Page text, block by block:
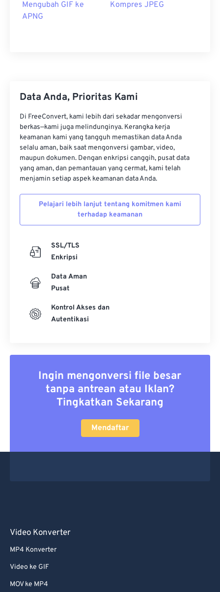
Mengubah GIF ke
APNG
Kompres JPEG
Data Anda, Prioritas Kami
Di FreeConvert, kami lebih dari sekadar mengonversi
berkas—kami juga melindunginya. Kerangka kerja
keamanan kami yang tangguh memastikan data Anda
selalu aman, baik saat mengonversi gambar, video,
maupun dokumen. Dengan enkripsi canggih, pusat data
yang aman, dan pemantauan yang cermat, kami telah
menjamin setiap aspek keamanan data Anda.
Pelajari lebih lanjut tentang komitmen kami
terhadap keamanan
SSL/TLS
Enkripsi
Data Aman
Pusat
Kontrol Akses dan
Autentikasi
Ingin mengonversi file besar
tanpa antrean atau Iklan?
Tingkatkan Sekarang
Mendaftar
Video Konverter
MP4 Konverter
Video ke GIF
MOV ke MP4